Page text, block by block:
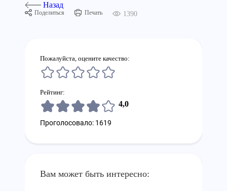
Назад
Поделиться Печать 1390
Пожалуйста, оцените качество:
Рейтинг:
4,0
Проголосовало: 1619
Вам может быть интересно: